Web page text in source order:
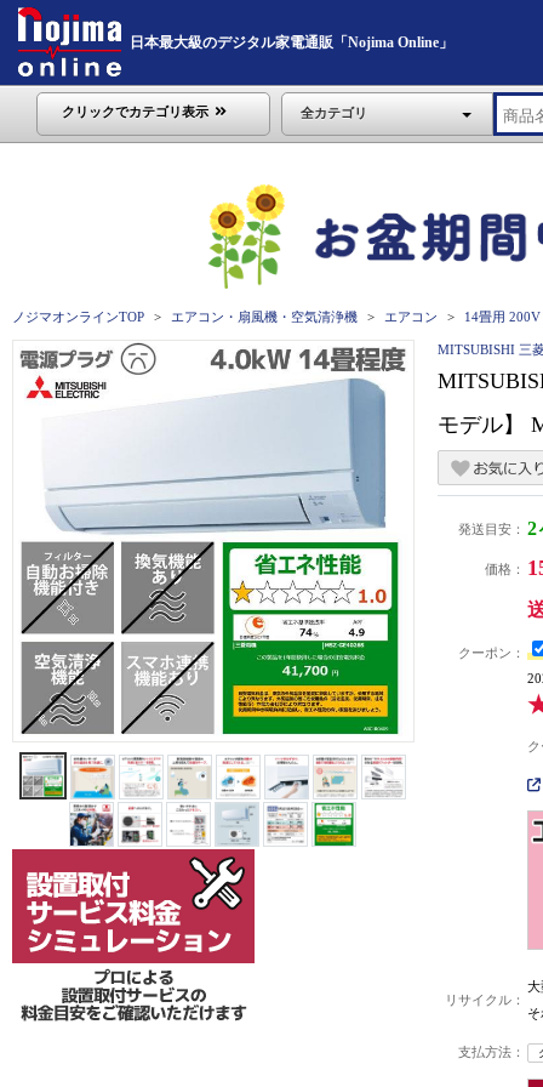
日本最大級のデジタル家電通販「Nojima Online」
クリックでカテゴリ表示 全カテゴリ
ノジマオンラインTOP エアコン・扇風機・空気清浄機 エアコン 14畳用
MITSUBISHI 三
モデル】
発送目安： 2
価格：
クーポン：
リサイクル：
大
支払方法：